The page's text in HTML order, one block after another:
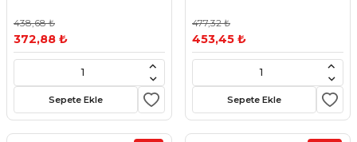
438,68 ₺
372,88 ₺
Sepete Ekle
477,32 ₺
453,45 ₺
Sepete Ekle